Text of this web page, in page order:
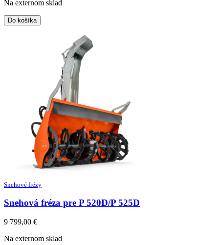
Na externom sklad
Do košíka
Snehové frézy
Snehová fréza pre P 520D/P 525D
9 799,00 €
Na externom sklad